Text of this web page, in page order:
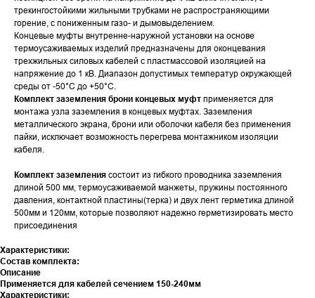
трекингостойкими жильными трубками не распространяющими
горение, с пониженным газо- и дымовыделением.
Концевые муфты внутренне-наружной установки на основе
термоусаживаемых изделий предназначены для оконцевания
трехжильных силовых кабелей с пластмассовой изоляцией на
напряжение до 1 кВ. Диапазон допустимых температур окружающей
среды от -50°С до +50°С.
Комплект заземления брони концевых муфт применяется для
монтажа узла заземления в концевых муфтах. Заземления
металлического экрана, брони или оболочки кабеля без применения
пайки, исключает возможность перегрева монтажником изоляции
кабеля.
Комплект заземления состоит из гибкого проводника заземления
длиной 500 мм, термоусаживаемой манжеты, пружины постоянного
давления, контактной пластины(терка) и двух лент герметика длиной
500мм и 120мм, которые позволяют надежно герметизировать место
присоединения
Характеристики:
Состав комплекта:
Описание
Применяется для кабелей сечением 150-240мм
Характеристики: